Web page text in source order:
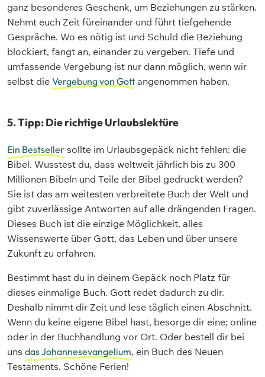
ganz besonderes Geschenk, um Beziehungen zu stärken.
Nehmt euch Zeit füreinander und führt tiefgehende
Gespräche. Wo es nötig ist und Schuld die Beziehung
blockiert, fangt an, einander zu vergeben. Tiefe und
umfassende Vergebung ist nur dann möglich, wenn wir
selbst die Vergebung von Gott angenommen haben.
5. Tipp: Die richtige Urlaubslektüre
Ein Bestseller sollte im Urlaubsgepäck nicht fehlen: die
Bibel. Wusstest du, dass weltweit jährlich bis zu 300
Millionen Bibeln und Teile der Bibel gedruckt werden?
Sie ist das am weitesten verbreitete Buch der Welt und
gibt zuverlässige Antworten auf alle drängenden Fragen.
Dieses Buch ist die einzige Möglichkeit, alles
Wissenswerte über Gott, das Leben und über unsere
Zukunft zu erfahren.
Bestimmt hast du in deinem Gepäck noch Platz für
dieses einmalige Buch. Gott redet dadurch zu dir.
Deshalb nimmt dir Zeit und lese täglich einen Abschnitt.
Wenn du keine eigene Bibel hast, besorge dir eine; online
oder in der Buchhandlung vor Ort. Oder bestell dir bei
uns das Johannesevangelium, ein Buch des Neuen
Testaments. Schöne Ferien!